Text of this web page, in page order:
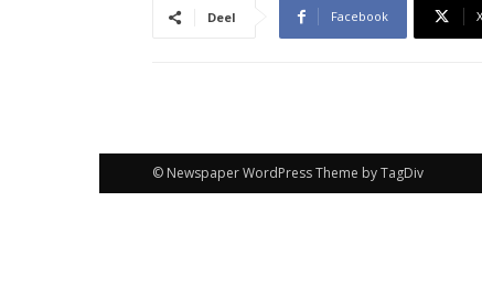
Deel Facebook X
© Newspaper WordPress Theme by TagDiv